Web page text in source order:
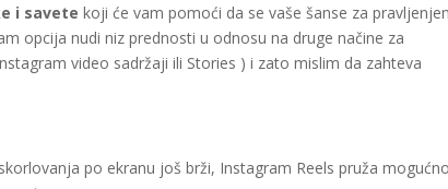
i savetekoji će vam pomoći da se vaše šanse za
opcija nudi niz prednosti u odnosu na druge načine za
video sadržaji ili Stories ) i zato mislim da zahteva
po ekranu još brži, Instagram Reels pruža